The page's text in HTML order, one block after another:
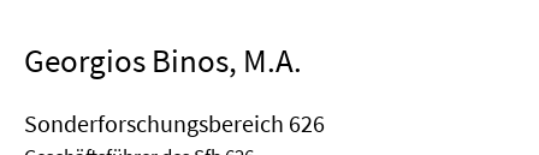
Georgios Binos, M.A.
Sonderforschungsbereich 626